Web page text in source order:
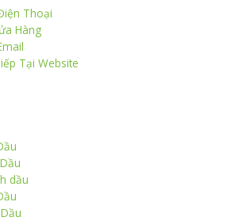
Thoại
Hàng
Tại Website
dầu